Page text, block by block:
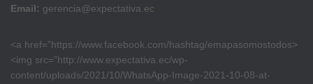
Email: gerencia@expectativa.ec
<a href=”https://www.facebook.com/hashtag/emapasomostodos>
<img src=”http://www.expectativa.ec/wp-
content/uploads/2021/10/WhatsApp-Image-2021-10-08-at-